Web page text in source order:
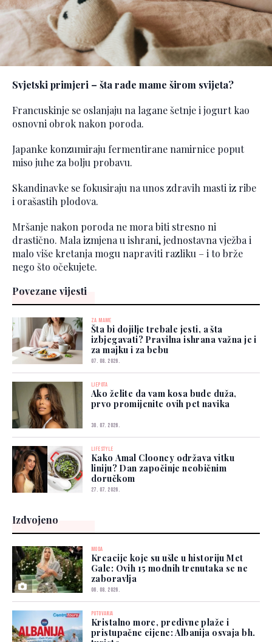
Svjetski primjeri – šta rade mame širom svijeta?
Francuskinje se oslanjaju na lagane šetnje i jogurt kao
osnovni obrok nakon poroda.
Japanke konzumiraju fermentirane namirnice poput
miso juhe za bolju probavu.
Skandinavke se fokusiraju na unos zdravih masti iz ribe
i orašastih plodova.
Mršanje nakon poroda ne mora biti stresno ni
drastično. Mala izmjena u ishrani, jednostavna vježba i
malo više kretanja mogu napraviti razliku – i to brže
nego što očekujete.
Povezane vijesti
ZA MAME
Šta bi dojilje trebale jesti, a šta
izbjegavati? Pravilna ishrana važna je i
za majku i za bebu
07. 08. 2026.
LJEPOTA
Ako želite da vam kosa bude duža,
prvo promijenite ovih pet navika
30. 07. 2026.
LIFESTYLE
Kako Amal Clooney održava vitku
liniju? Dan započinje neobičnim
doručkom
27. 07. 2026.
Izdvojeno
MODA
Kreacije koje su ušle u historiju Met
Gale: Ovih 15 modnih trenutaka se ne
zaboravlja
06. 08. 2026.
PUTOVANJA
Kristalno more, predivne plaže i
pristupačne cijene: Albanija osvaja bh.